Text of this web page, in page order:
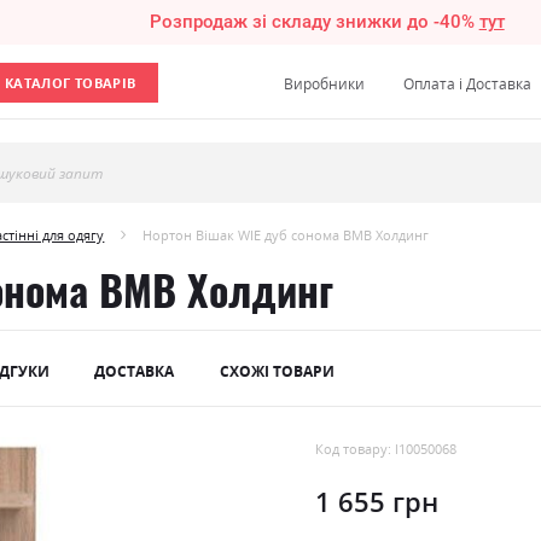
Розпродаж зі складу знижки до -40% тут
КАТАЛОГ ТОВАРІВ Виробники Оплата і Доставка
запит
для одягу Нортон Вішак WIE дуб сонома ВМВ Холдинг
ВМВ Холдинг
ДОСТАВКА СХОЖІ ТОВАРИ
Код товару: l10050068
1 655 грн